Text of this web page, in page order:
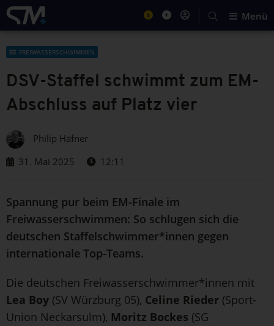
Menü
FREIWASSERSCHWIMMEN
DSV-Staffel schwimmt zum EM-
Abschluss auf Platz vier
Philip Häfner
31. Mai 2025
12:11
Spannung pur beim EM-Finale im
Freiwasserschwimmen: So schlugen sich die
deutschen Staffelschwimmer*innen gegen
internationale Top-Teams.
Die deutschen Freiwasserschwimmer*innen mit
Lea Boy (SV Würzburg 05), Celine Rieder (Sport-
Union Neckarsulm), Moritz Bockes (SG